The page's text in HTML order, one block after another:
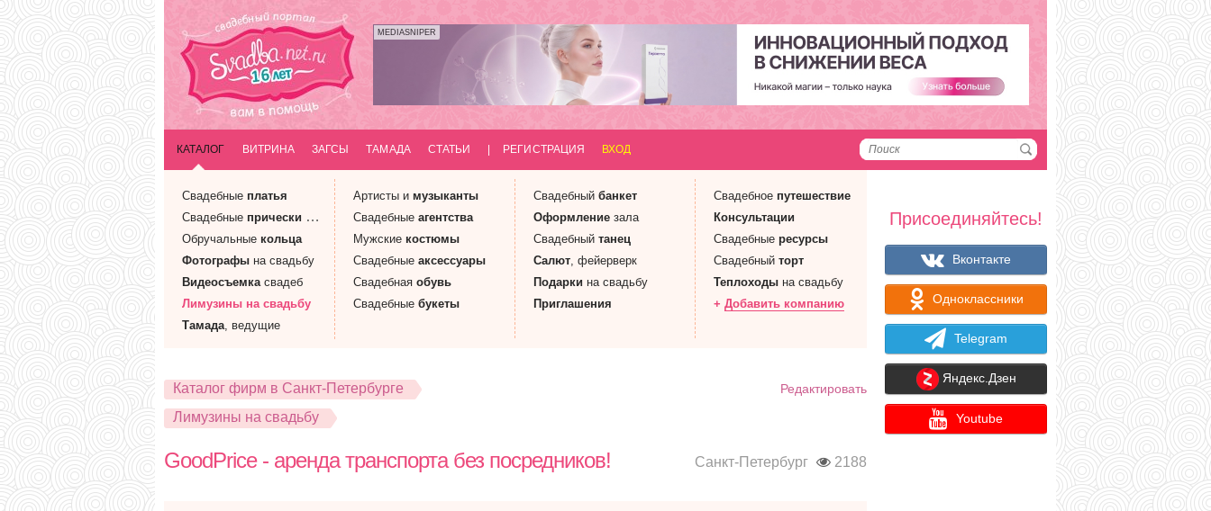
MEDIASNIPER
КАТАЛОГ ВИТРИНА ЗАГСЫ ТАМАДА СТАТЬИ РЕГИСТРАЦИЯ ВХОД
Свадебные платья
Свадебные прически
Обручальные кольца
Фотографы на свадьбу
Видеосъемкасвадеб
Лимузины на свадьбу
Тамада, ведущие
Артисты и музыканты
Свадебные агентства
Мужские костюмы
Свадебные аксессуары
Свадебная обувь
Свадебные букеты
Свадебный банкет
Оформление зала
Свадебный танец
Салют, фейерверк
Подарки на свадьбу
Приглашения
Свадебное путешествие
Консультации
Свадебные ресурсы
Свадебный торт
Теплоходы на свадьбу
+ Добавить компанию
Редактировать
Каталог фирм в Санкт-Петербурге
Лимузины на свадьбу
Санкт-Петербург 2188
GoodPrice - аренда транспорта без посредников!
Присоединяйтесь!
Вконтакте
Одноклассники
Telegram
Яндекс.Дзен
Youtube